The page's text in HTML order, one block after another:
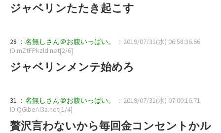
ジャベリンたたき起こす
28 ： 名無しさん＠お腹いっぱい。
：2019/07/31(水) 06:58:36.66
ID:mZtFPkzld.net[2/6]
ジャベリンメンテ始めろ
31 ： 名無しさん＠お腹いっぱい。
：2019/07/31(水) 07:00:16.71
ID:QGlbeAI3a.net[1/4]
贅沢言わないから毎回金コンセントかル